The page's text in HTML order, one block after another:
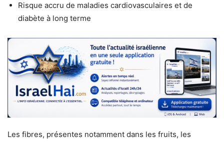
Risque accru de maladies cardiovasculaires et de
diabète à long terme
Les fibres, présentes notamment dans les fruits, les